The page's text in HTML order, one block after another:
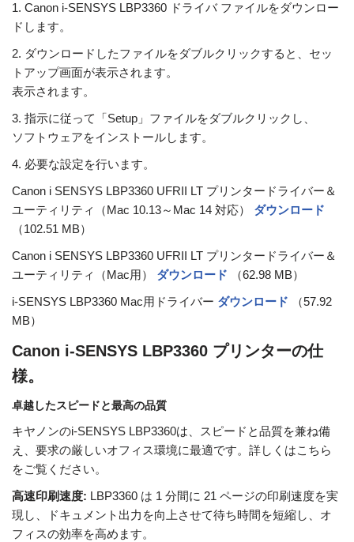
1. Canon i-SENSYS LBP3360 ドライバ ファイルをダウンロー
ドします。
2. ダウンロードしたファイルをダブルクリックすると、セッ
トアップ画面が表示されます。
表示されます。
3. 指示に従って「Setup」ファイルをダブルクリックし、
ソフトウェアをインストールします。
4. 必要な設定を行います。
Canon i SENSYS LBP3360 UFRII LT プリンタードライバー＆
ユーティリティ（Mac 10.13～Mac 14 対応） ダウンロード
（102.51 MB）
Canon i SENSYS LBP3360 UFRII LT プリンタードライバー＆
ユーティリティ（Mac用） ダウンロード
（62.98 MB）
i-SENSYS LBP3360 Mac用ドライバー ダウンロード
（57.92
MB）
Canon i-SENSYS LBP3360 プリンターの仕
様。
卓越したスピードと最高の品質
キヤノンのi-SENSYS LBP3360は、スピードと品質を兼ね備
え、要求の厳しいオフィス環境に最適です。詳しくはこちら
をご覧ください。
高速印刷速度: LBP3360 は 1 分間に 21 ページの印刷速度を実
現し、ドキュメント出力を向上させて待ち時間を短縮し、オ
フィスの効率を高めます。